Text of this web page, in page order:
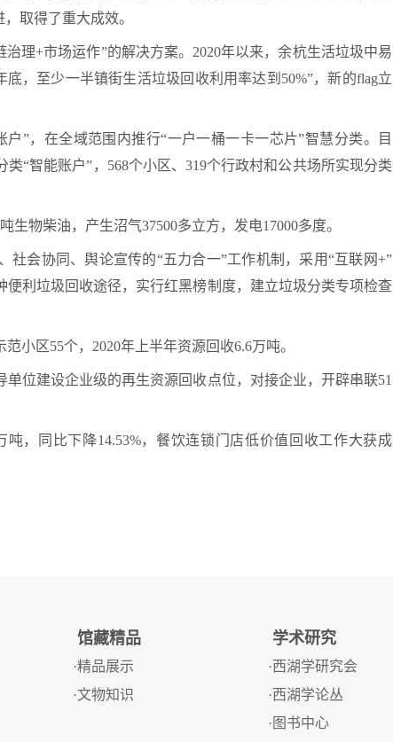
取得了重大成效。
理+市场运作”的解决方案。2020年以来，余杭生活垃圾中易
，至少一半镇街生活垃圾回收利用率达到50%”，新的flag立
”，在全域范围内推行“一户一桶一卡一芯片”智慧分类。目
“智能账户”，568个小区、319个行政村和公共场所实现分类
物柴油，产生沼气37500多立方，发电17000多度。
会协同、舆论宣传的“五力合一”工作机制，采用“互联网+”
利垃圾回收途径，实行红黑榜制度，建立垃圾分类专项检查
小区55个，2020年上半年资源回收6.6万吨。
位建设企业级的再生资源回收点位，对接企业，开辟串联51
，同比下降14.53%，餐饮连锁门店低价值回收工作大获成
馆藏精品
·精品展示
·文物知识
学术研究
·西湖学研究会
·西湖学论丛
·图书中心